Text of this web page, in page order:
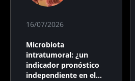
16/07/2026
Microbiota
intratumoral: ¿un
indicador pronóstico
independiente en el